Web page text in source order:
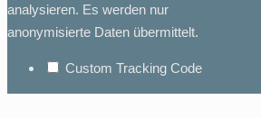
analysieren. Es werden nur
anonymisierte Daten übermittelt.
Custom Tracking Code